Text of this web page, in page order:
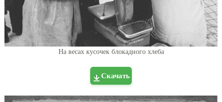
На весах кусочек блокадного хлеба
Скачать